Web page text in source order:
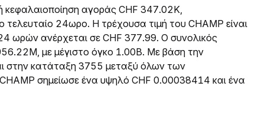
κεφαλαιοποίηση αγοράς CHF 347.02K,
24ωρο. Η τρέχουσα τιμή του CHAMP είναι
ωρών ανέρχεται σε CHF 377.99. Ο συνολικός
με μέγιστο όγκο 1.00B. Με βάση την
στην κατάταξη 3755 μεταξύ όλων των
σημείωσε ένα υψηλό CHF 0.00038414 και ένα